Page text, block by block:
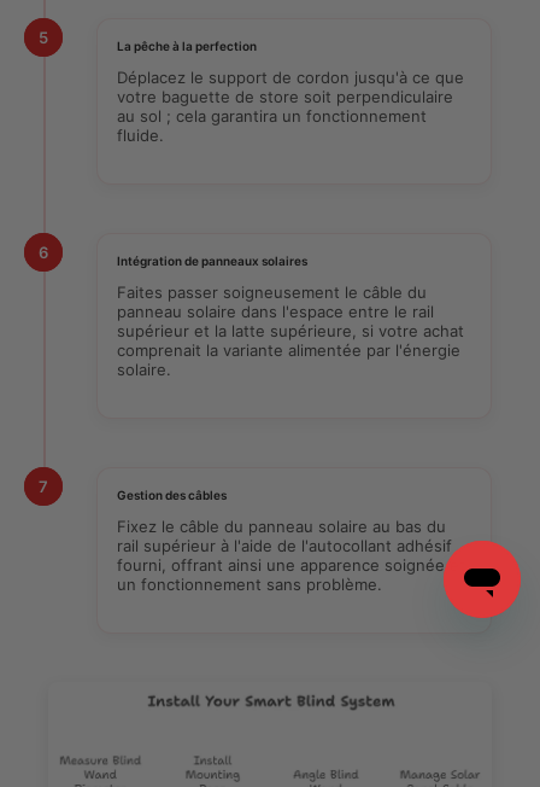
5 La pêche à la perfection
Déplacez le support de cordon jusqu'à ce que
votre baguette de store soit perpendiculaire
au sol ; cela garantira un fonctionnement
fluide.
6 Intégration de panneaux solaires
Faites passer soigneusement le câble du
panneau solaire dans l'espace entre le rail
supérieur et la latte supérieure, si votre achat
comprenait la variante alimentée par l'énergie
solaire.
7 Gestion des câbles
Fixez le câble du panneau solaire au bas du
rail supérieur à l'aide de l'autocollant adhésif
fourni, offrant ainsi une apparence soignée et
un fonctionnement sans problème.